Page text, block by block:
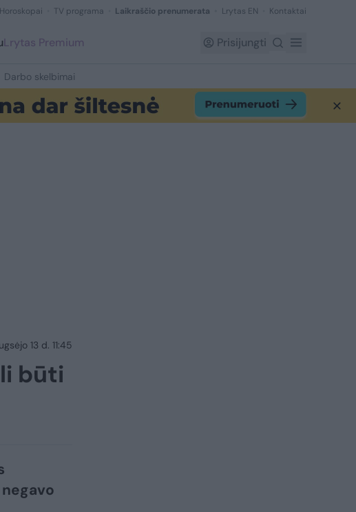
Horoskopai TV programa Laikraščio prenumerata Lrytas EN Kontaktai
Lrytas Premium Prisijungti
Darbo skelbimai
13 d. 11:45
būti